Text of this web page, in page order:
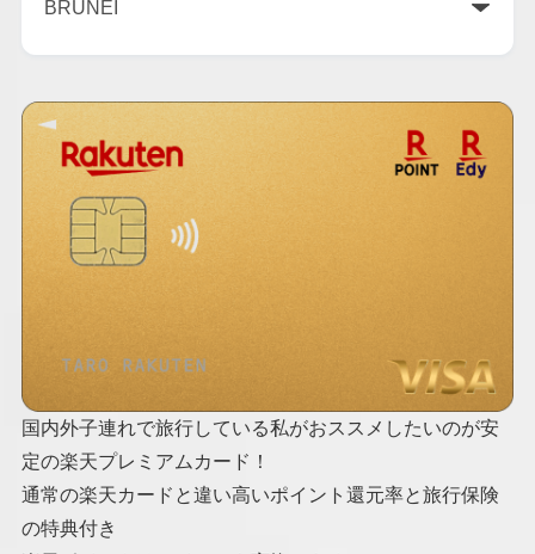
国内外子連れで旅行している私がおススメしたいのが安
定の楽天プレミアムカード！
通常の楽天カードと違い高いポイント還元率と旅行保険
の特典付き